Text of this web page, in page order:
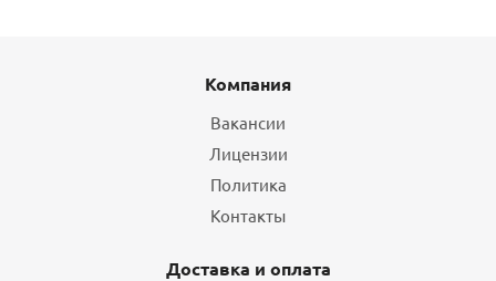
Компания
Вакансии
Лицензии
Политика
Контакты
Доставка и оплата